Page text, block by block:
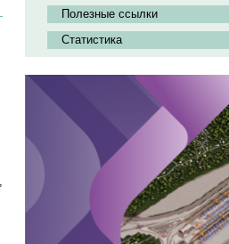
Полезные ссылки
Статистика